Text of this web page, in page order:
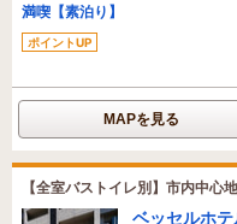
満喫【素泊り】
ポイントUP
MAPを見る
【全室バストイレ別】市内中心
ベッセルホ